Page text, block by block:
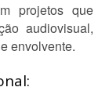
projetos que
audiovisual,
envolvente.